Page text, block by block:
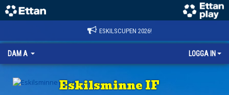
ESKILSCUPEN 2026!
DAM A LOGGA IN
Eskilsminne IF